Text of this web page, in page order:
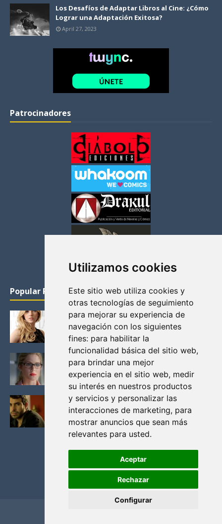
Utilizamos cookies
Este sitio web utiliza cookies y
otras tecnologías de seguimiento
para mejorar su experiencia de
navegación con los siguientes
fines: para habilitar la
funcionalidad básica del sitio web,
para brindar una mejor
experiencia en el sitio web, medir
su interés en nuestros productos
y servicios y personalizar las
interacciones de marketing, para
mostrar anuncios que sean más
relevantes para usted.
Aceptar
Rechazar
Configurar
Los Desafíos de Adaptar Libros al Cine: ¿Cómo
Lograr una Adaptación Exitosa?
April 27, 2023
Patrocinadores
Popular Posts
KATHERYN WINNICK: LA ACTRIZ MAS GUAPA DE
VIKINGOS
Junio 14, 2013
FELICITY (EMILY BETT RICKARDS), LAS FOTOS
MAS BONITAS DE LA ALIADA DE ARROW
Noviembre 30, 2013
BLACK MIRROR: TODA TU HISTORIA. EPISODIO 3.
LA CRITICA
Mayo 17, 2012